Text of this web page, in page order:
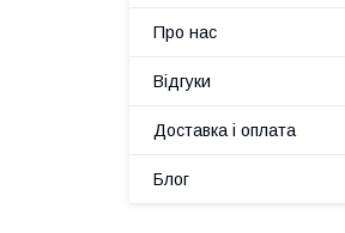
Про нас
Відгуки
Доставка і оплата
Блог